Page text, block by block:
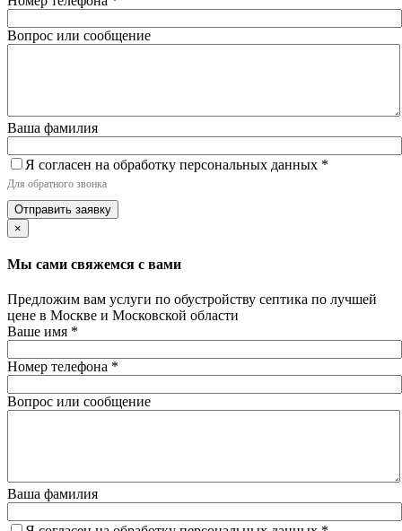
Вопрос или сообщение
Ваша фамилия
Я согласен на обработку персональных данных *
Для обратного звонка
Отправить заявку
×
Мы сами свяжемся с вами
Предложим вам услуги по обустройству септика по лучшей
цене в Москве и Московской области
Ваше имя *
Номер телефона *
Вопрос или сообщение
Ваша фамилия